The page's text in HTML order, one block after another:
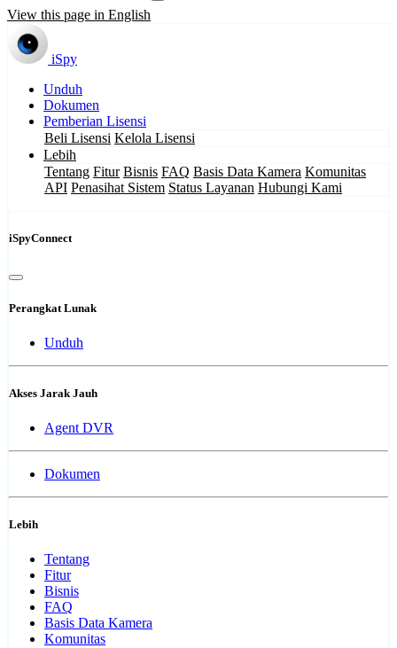
View this page in English
iSpy
Unduh
Dokumen
Pemberian Lisensi
Beli Lisensi Kelola Lisensi
Lebih
Tentang Fitur Bisnis FAQ Basis Data Kamera Komunitas
API Penasihat Sistem Status Layanan Hubungi Kami
iSpyConnect
Perangkat Lunak
Unduh
Akses Jarak Jauh
Agent DVR
Dokumen
Lebih
Tentang
Fitur
Bisnis
FAQ
Basis Data Kamera
Komunitas